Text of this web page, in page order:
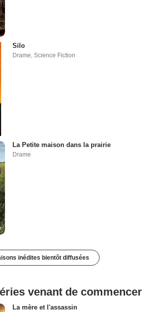
Silo
Drame,Science Fiction
La Petite maison dans la prairie
Drame
inédites bientôt diffusées
venant de commencer
La mère et l'assassin